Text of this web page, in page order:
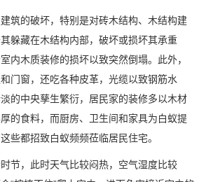
筑的破坏，特别是对砖木结构、木结构建
躲藏在木结构内部，破坏或损坏其承重
内木质装修的损坏以致突然倒塌。此外，
门窗，还吃各种皮革，光缆以致钢筋水
的中央孳生繁衍，居民家的装修多以木材
的食料，而厨房、卫生间和家具为白蚁提
些都招致白蚁频频莅临居民住宅。
节，此时天气比较闷热，空气湿度比较